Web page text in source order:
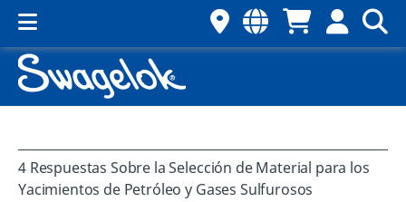
4 Respuestas Sobre la Selección de Material para los
Yacimientos de Petróleo y Gases Sulfurosos